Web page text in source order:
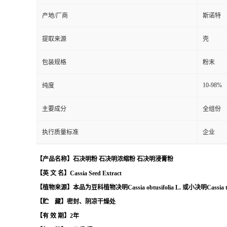
产地/厂商 斯诺特
提取来源 壳
包装规格 粉末
纯度 10-98%
主要成分 全组份
执行质量标准 企业
【产品名称】 石决明粉 石决明浓缩粉 石决明浸膏粉
【英 文 名】Cassia Seed Extract
【植物来源】本品为豆科植物决明Cassia obtusifolia L. 或小决明Cassia
【贮 藏】密封、阴凉干燥处
【有 效 期】 2年